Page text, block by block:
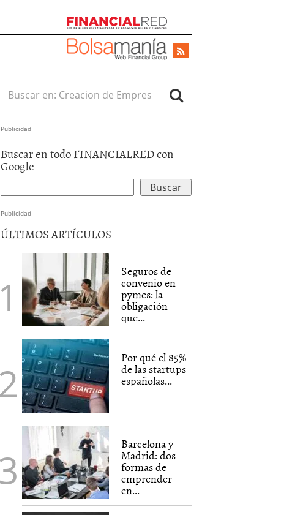
Buscar en:
Publicidad
Buscar en todo FINANCIALRED con
Google
Publicidad
ÚLTIMOS ARTÍCULOS
Seguros de
convenio en
pymes: la
obligación
que...
Por qué el 85%
de las startups
españolas...
Barcelona y
Madrid: dos
formas de
emprender
en...